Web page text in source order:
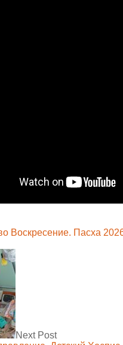
Воскресение. Пасха 2026
Next Post